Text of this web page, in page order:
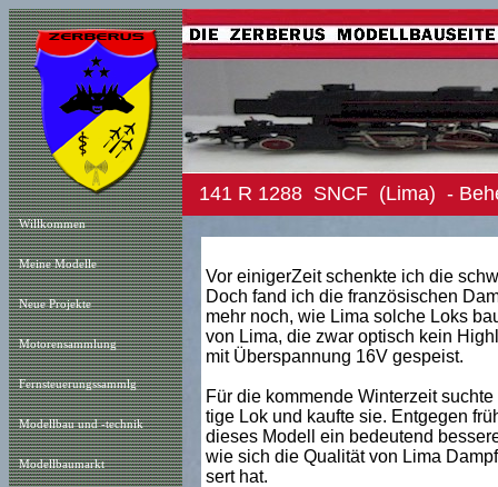
Willkommen
Meine Modelle
Neue Projekte
Motorensammlung
Fernsteuerungssammlg
Modellbau und -technik
Modellbaumarkt
141 R 1288 SNCF (Lima) -
Vor einigerZeit schenkte ich die
Doch fand ich die französischen
mehr noch, wie Lima solche Loks
von Lima, die zwar optisch kein
mit Überspannung 16V gespeist.
Für die kommende Winterzeit
tige Lok und kaufte sie. Entgegen
dieses Modell ein bedeutend
wie sich die Qualität von Lima
sert hat.